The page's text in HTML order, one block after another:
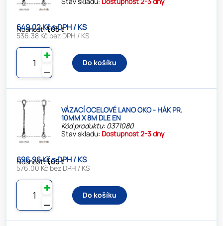
Nosnost:1,05 t
649.02 Kč s DPH / KS
536.38 Kč bez DPH / KS
⚊
✚
Do košíku
VÁZACÍ OCELOVÉ LANO OKO - HÁK PR.
10MM X 8M DLE EN
Kód produktu: 0371080
Stav skladu: Dostupnost 2-3 dny
Nosnost:1,05 t
696.96 Kč s DPH / KS
576.00 Kč bez DPH / KS
⚊
✚
Do košíku